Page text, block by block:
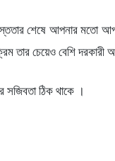
শেষে আপনার
তার চেয়েও বেশি
সজিবতা ঠিক থাকে ।